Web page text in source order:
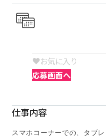
お気に入り
応募画面へ
仕事内容
スマホコーナーでの、タブ